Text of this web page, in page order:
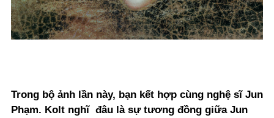
Trong bộ ảnh lần này, bạn kết hợp cùng nghệ sĩ Jun
Phạm. Kolt nghĩ đâu là sự tương đồng giữa Jun